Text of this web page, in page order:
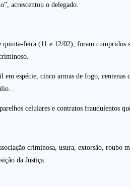
acrescentou o delegado.
feira (11 e 12/02), foram cumpridos
espécie, cinco armas de fogo,
celulares e contratos fraudulentos
criminosa, usura, extorsão,
da Justiça.